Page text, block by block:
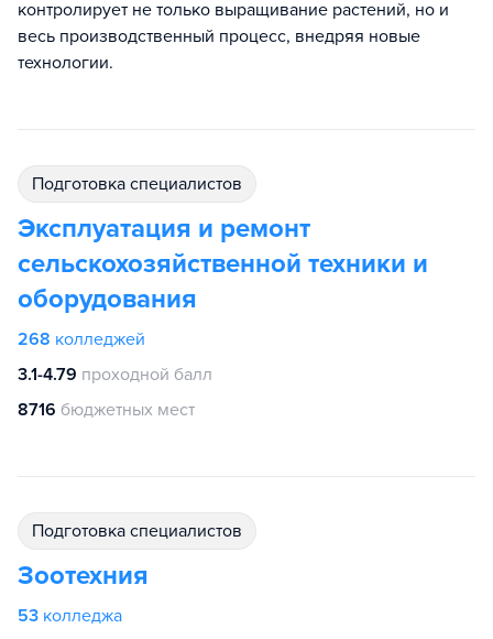
контролирует не только выращивание растений, но и
весь производственный процесс, внедряя новые
технологии.
подготовка специалистов
Эксплуатация и ремонт
сельскохозяйственной техники и
оборудования
268 колледжей
3.1-4.79 проходной балл
8716 бюджетных мест
подготовка специалистов
Зоотехния
53 колледжа